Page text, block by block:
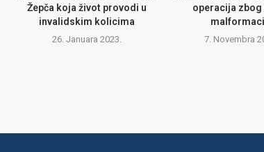
Žepča koja život provodi u
invalidskim kolicima
26. Januara 2023.
operacija zbog
7. Novembra